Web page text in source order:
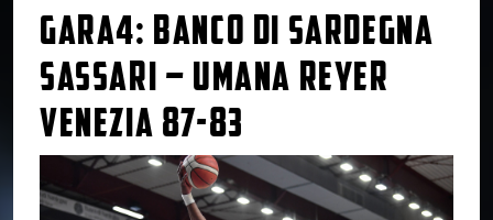
GARA4: BANCO DI SARDEGNA
SASSARI – UMANA REYER
VENEZIA 87-83